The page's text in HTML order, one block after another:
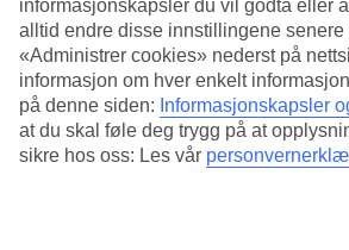
Nollendorfpl., 10777 Berlin, Germany
Få veibeskrivelse
informasjonskapsler du vil godta eller
alltid endre disse innstillingene senere
«Administrer cookies» nederst på
informasjon om hver enkelt
på denne siden: Informasjonskapsler
at du skal føle deg trygg på at
sikre hos oss: Les vår